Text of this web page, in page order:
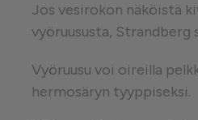
Jos vesirokon näköistä
vyöruususta, Strandberg
Vyöruusu voi oireilla
hermosäryn tyyppiseksi.